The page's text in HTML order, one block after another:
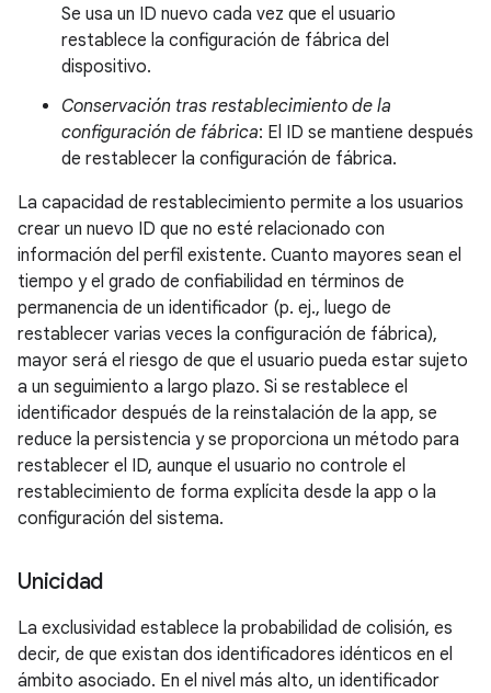
Se usa un ID nuevo cada vez que el usuario
restablece la configuración de fábrica del
dispositivo.
Conservación tras restablecimiento de la
configuración de fábrica: El ID se mantiene después
de restablecer la configuración de fábrica.
La capacidad de restablecimiento permite a los usuarios
crear un nuevo ID que no esté relacionado con
información del perfil existente. Cuanto mayores sean el
tiempo y el grado de confiabilidad en términos de
permanencia de un identificador (p. ej., luego de
restablecer varias veces la configuración de fábrica),
mayor será el riesgo de que el usuario pueda estar sujeto
a un seguimiento a largo plazo. Si se restablece el
identificador después de la reinstalación de la app, se
reduce la persistencia y se proporciona un método para
restablecer el ID, aunque el usuario no controle el
restablecimiento de forma explícita desde la app o la
configuración del sistema.
Unicidad
La exclusividad establece la probabilidad de colisión, es
decir, de que existan dos identificadores idénticos en el
ámbito asociado. En el nivel más alto, un identificador